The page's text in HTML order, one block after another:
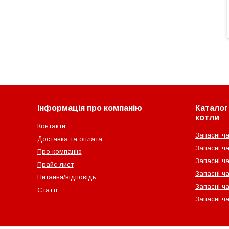
Інформація про компанію
Контакти
Доставка та оплата
Про компанію
Прайс лист
Питання/відповідь
Статті
котли
Запасні
Запасні
Запасні
Запасні
Запасні
Запасні